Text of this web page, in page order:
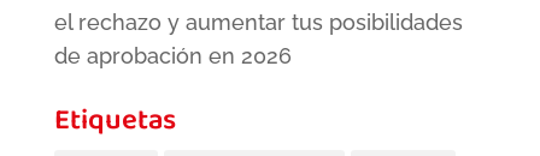
el rechazo y aumentar tus posibilidades
de aprobación en 2026
Etiquetas